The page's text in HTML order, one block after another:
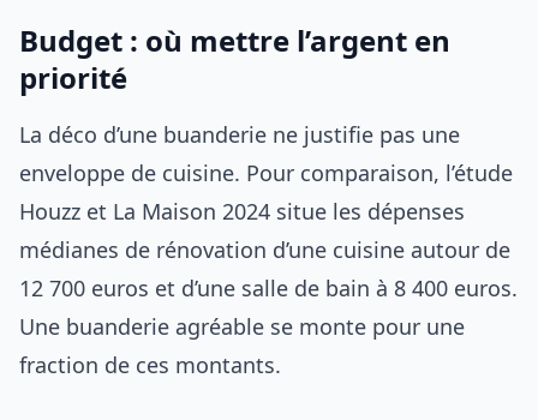
Budget : où mettre l’argent en
priorité
La déco d’une buanderie ne justifie pas une
enveloppe de cuisine. Pour comparaison, l’étude
Houzz et La Maison 2024 situe les dépenses
médianes de rénovation d’une cuisine autour de
12 700 euros et d’une salle de bain à 8 400 euros.
Une buanderie agréable se monte pour une
fraction de ces montants.